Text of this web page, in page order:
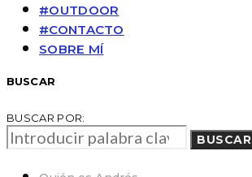
#OUTDOOR
#CONTACTO
SOBRE MÍ
BUSCAR
BUSCAR POR:
BUSCAR